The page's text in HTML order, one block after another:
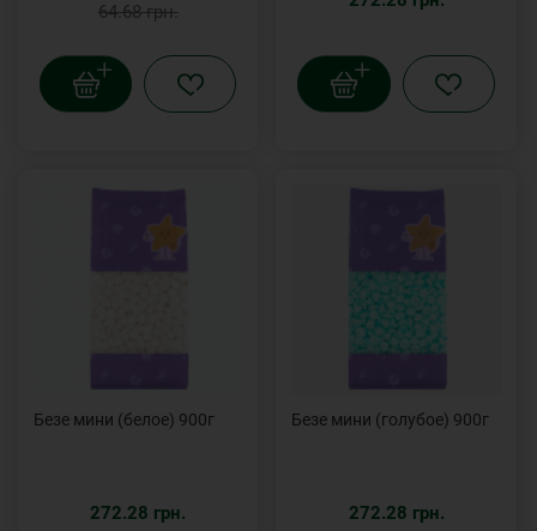
64.68 грн.
Безе мини (белое) 900г
272.28 грн.
Безе мини (голубое) 900г
272.28 грн.